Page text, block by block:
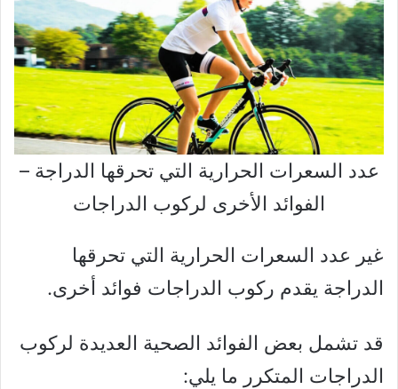
عدد السعرات الحرارية التي تحرقها الدراجة –
الفوائد الأخرى لركوب الدراجات
غير عدد السعرات الحرارية التي تحرقها
الدراجة يقدم ركوب الدراجات فوائد أخرى.
قد تشمل بعض الفوائد الصحية العديدة لركوب
الدراجات المتكرر ما يلي: